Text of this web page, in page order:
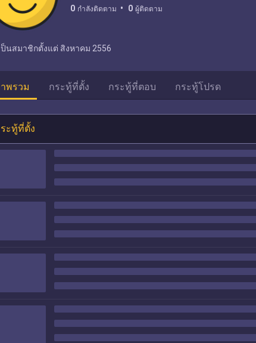
0 กำลังติดตาม 0 ผู้ติดตาม
ป็นสมาชิกตั้งแต่ สิงหาคม 2556
พรวม กระทู้ที่ตั้ง กระทู้ที่ตอบ กระทู้โปรด
ะทู้ที่ตั้ง